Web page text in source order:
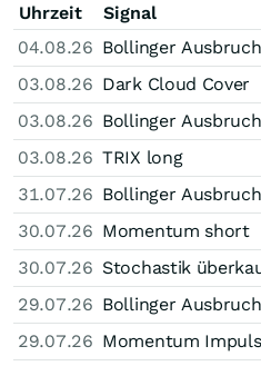
Uhrzeit
Signal
04.08.26 Bollinger
03.08.26 Dark Cloud Cover
03.08.26 Bollinger
03.08.26 TRIX long
31.07.26 Bollinger
30.07.26 Momentum short
30.07.26 Stochastik
29.07.26 Bollinger
29.07.26 Momentum Impuls